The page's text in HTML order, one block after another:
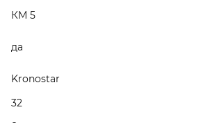
КМ 5
да
Kronostar
32